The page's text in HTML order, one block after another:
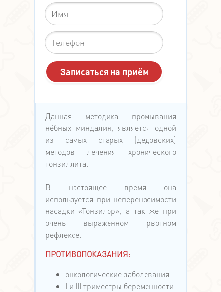
Данная методика промывания
нёбных миндалин, является одной
из самых старых (дедовских)
методов лечения хронического
тонзиллита.
В настоящее время она
используется при непереносимости
насадки «Тонзилор», а так же при
очень выраженном рвотном
рефлексе.
ПРОТИВОПОКАЗАНИЯ:
онкологические заболевания
I и III триместры беременности